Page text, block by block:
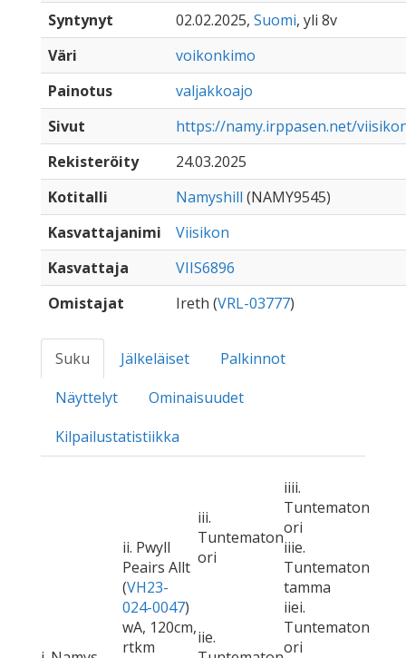
Syntynyt
02.02.2025, Suomi, yli 8v
Väri
voikonkimo
Painotus
valjakkoajo
Sivut
https://namy.irppasen.net/
Rekisteröity
24.03.2025
Kotitalli
Namyshill (NAMY9545)
Kasvattajanimi
Viisikon
Kasvattaja
VIIS6896
Omistajat
Ireth (VRL-03777)
Suku Jälkeläiset
Palkinnot
Näyttelyt
Ominaisuudet
Kilpailustatistiikka
ii. Pwyll
Peairs Allt
(VH23-
024-0047)
wA, 120cm,
rtkm
iii.
Tuntematon
ori
iiii.
Tuntematon
ori
iiie.
Tuntematon
tamma
iie.
iiei.
Tuntematon
ori